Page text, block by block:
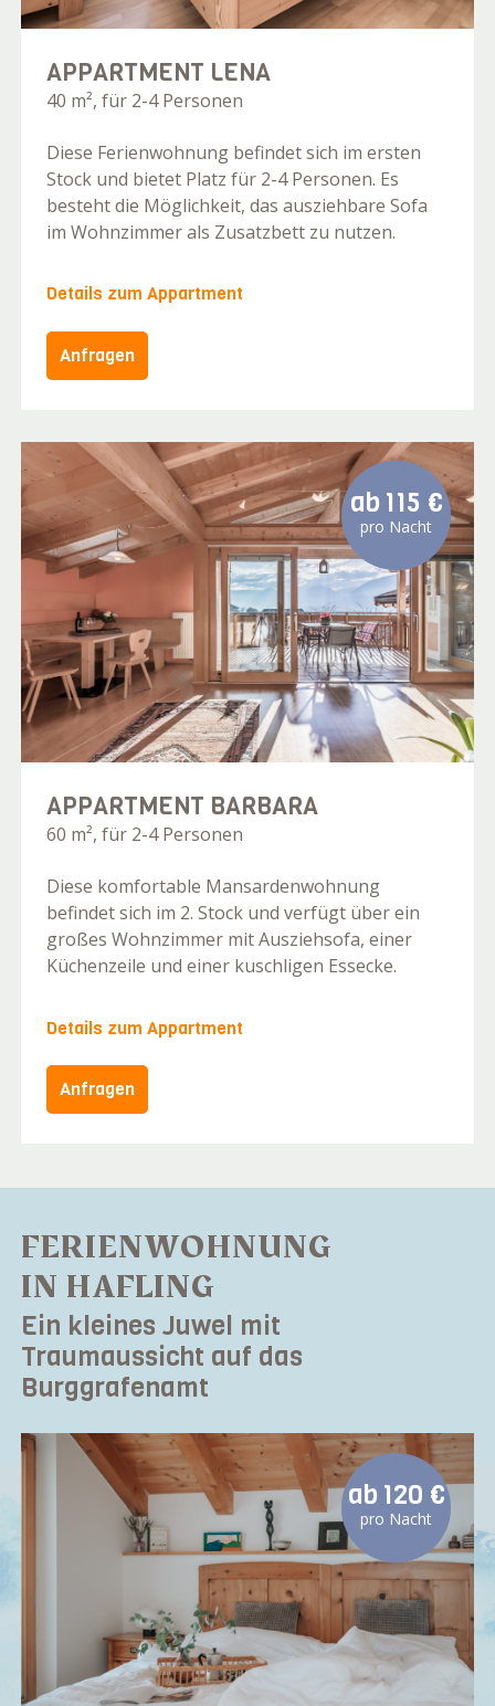
APPARTMENT LENA
40 m², für 2-4 Personen
Diese Ferienwohnung befindet sich im ersten
Stock und bietet Platz für 2-4 Personen. Es
besteht die Möglichkeit, das ausziehbare Sofa
im Wohnzimmer als Zusatzbett zu nutzen.
Details zum Appartment
Anfragen
ab 115 €
pro Nacht
APPARTMENT BARBARA
60 m², für 2-4 Personen
Diese komfortable Mansardenwohnung
befindet sich im 2. Stock und verfügt über ein
großes Wohnzimmer mit Ausziehsofa, einer
Küchenzeile und einer kuschligen Essecke.
Details zum Appartment
Anfragen
FERIENWOHNUNG
IN HAFLING
Ein kleines Juwel mit
Traumaussicht auf das
Burggrafenamt
ab 120 €
pro Nacht